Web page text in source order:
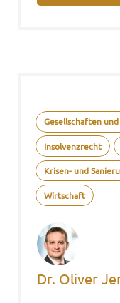
Gesellschaften
Insolvenzrecht
Krisen- und
Wirtschaft
Dr. Oliver